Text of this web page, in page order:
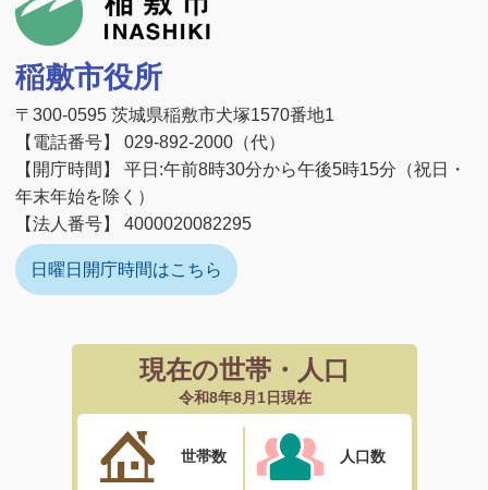
稲敷市役所
〒300-0595 茨城県稲敷市犬塚1570番地1
【電話番号】 029-892-2000（代）
【開庁時間】 平日:午前8時30分から午後5時15分（祝日・
年末年始を除く）
【法人番号】 4000020082295
日曜日開庁時間はこちら